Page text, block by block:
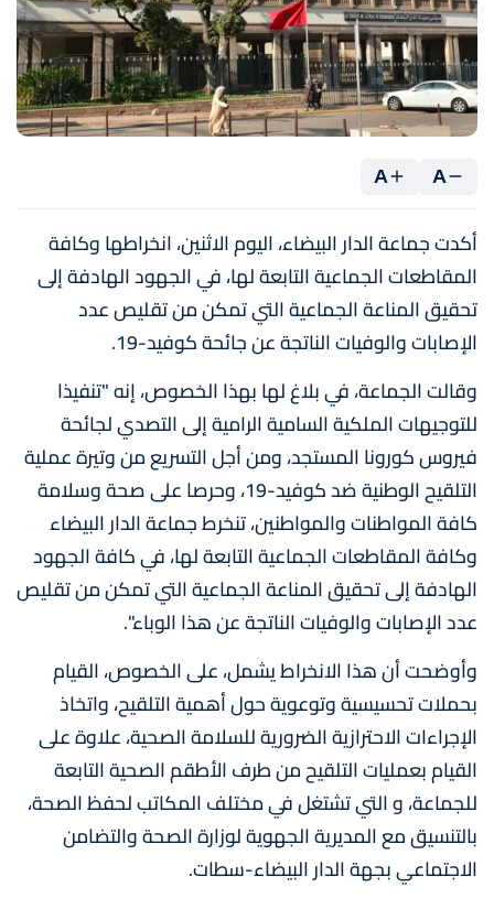
A
A
أكدت جماعة الدار البيضاء، اليوم الاثنين، انخراطها وكافة
المقاطعات الجماعية التابعة لها، في الجهود الهادفة إلى
تحقيق المناعة الجماعية التي تمكن من تقليص عدد
الإصابات والوفيات الناتجة عن جائحة كوفيد-19.
وقالت الجماعة، في بلاغ لها بهذا الخصوص، إنه "تنفيذا
للتوجيهات الملكية السامية الرامية إلى التصدي لجائحة
فيروس كورونا المستجد، ومن أجل التسريع من وتيرة عملية
التلقيح الوطنية ضد كوفيد-19، وحرصا على صحة وسلامة
كافة المواطنات والمواطنين، تنخرط جماعة الدار البيضاء
وكافة المقاطعات الجماعية التابعة لها، في كافة الجهود
الهادفة إلى تحقيق المناعة الجماعية التي تمكن من تقليص
عدد الإصابات والوفيات الناتجة عن هذا الوباء".
وأوضحت أن هذا الانخراط يشمل، على الخصوص، القيام
بحملات تحسيسية وتوعوية حول أهمية التلقيح، واتخاذ
الإجراءات الاحترازية الضرورية للسلامة الصحية، علاوة على
القيام بعمليات التلقيح من طرف الأطقم الصحية التابعة
للجماعة، و التي تشتغل في مختلف المكاتب لحفظ الصحة،
بالتنسيق مع المديرية الجهوية لوزارة الصحة والتضامن
الاجتماعي بجهة الدار البيضاء-سطات.